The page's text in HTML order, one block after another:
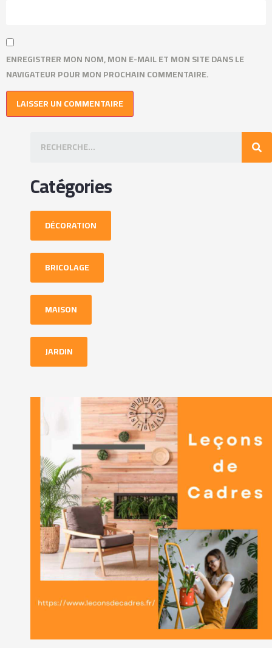
ENREGISTRER MON NOM, MON E-MAIL ET MON SITE DANS LE
NAVIGATEUR POUR MON PROCHAIN COMMENTAIRE.
Catégories
DÉCORATION
BRICOLAGE
MAISON
JARDIN